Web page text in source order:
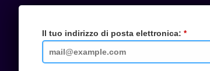
Il tuo indirizzo di posta elettronica: